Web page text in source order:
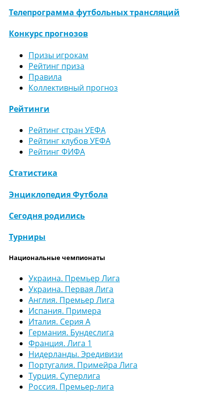
Телепрограмма футбольных трансляций
Конкурс прогнозов
Призы игрокам
Рейтинг приза
Правила
Коллективный прогноз
Рейтинги
Рейтинг стран УЕФА
Рейтинг клубов УЕФА
Рейтинг ФИФА
Статистика
Энциклопедия Футбола
Сегодня родились
Турниры
Национальные чемпионаты
Украина. Премьер Лига
Украина. Первая Лига
Англия. Премьер Лига
Испания. Примера
Италия. Серия А
Германия. Бундеслига
Франция. Лига 1
Нидерланды. Эредивизи
Португалия. Примейра Лига
Турция. Суперлига
Россия. Премьер-лига